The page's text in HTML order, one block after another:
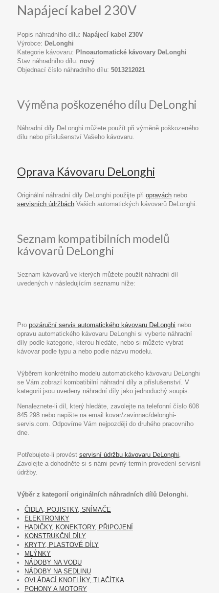
Napájecí kabel 230V
Popis náhradního dílu: Napájecí kabel 230V
Výrobce: DeLonghi
Kategorie kávovaru: Plnoautomatické kávovary DeLonghi
Stav náhradního dílu: nový
Objednací číslo náhradního dílu: 5013212021
Výměna poškozeného dílu DeLonghi
Náhradní díly DeLonghi můžete použít při výměně poškozeného
dílu nebo příslušenství Vašeho kávovaru.
Oprava Kávovaru DeLonghi
Originální náhradní díly DeLonghi použijte při opravách nebo
servisních údržbách Vašich automatických kávovarů DeLonghi.
Seznam kompatibilních modelů
kávovarů DeLonghi
Seznam kávovarů ve kterých můžete použít náhradní díl
uvedených v následujícím seznamu níže:
Pro pozáruční servis automatického kávovaru DeLonghi nebo
opravu automatického kávovaru DeLonghi si vyberte náhradní
díly podle kategorie, kterou hledáte, nebo si můžete vybrat
kávovar podle typu a nebo podle názvu modelu.
Výběrem konkrétního modelu automatického kávovaru DeLonghi
se Vám zobrazí kombatibilní náhradní díly a příslušenství. V
kategorii jsou uvedeny náhradní díly jako jednoduchý soupis.
Nenaleznete-li díl, který hledáte, zavolejte na telefonní číslo 608
845 298 nebo napište na email kovar/zavinnac/delonghi-
servis.com. Odpovíme Vám nejpozději do druhého pracovního
dne.
Potřebujete-li provést servisní údržbu kávovaru DeLonghi,
Zavolejte a dohodněte si s námi pevný termín provedení servisní
údržby.
Výběr z kategorií originálních náhradních dílů Delonghi.
ČIDLA, POJISTKY, SNÍMAČE
ELEKTRONIKY
HADIČKY, KONEKTORY, PŘIPOJENÍ
KONSTRUKČNÍ DÍLY
KRYTY, PLASTOVÉ DÍLY
MLÝNKY
NÁDOBY NA VODU
NÁDOBY NA SEDLINU
OVLÁDACÍ KNOFLÍKY, TLAČÍTKA
POHONY A MOTORY